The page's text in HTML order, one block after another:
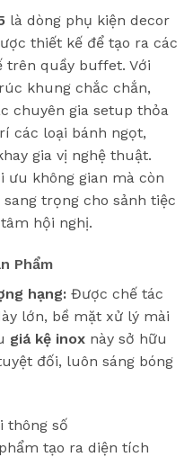
là dòng phụ kiện decor
thiết kế để tạo ra các
trên quầy buffet. Với
khung chắc chắn,
chuyên gia setup thỏa
các loại bánh ngọt,
gia vị nghệ thuật.
ưu không gian mà còn
trọng cho sảnh tiệc
hội nghị.
Phẩm
hạng:Được chế tác
lớn, bề mặt xử lý mài
giá kệ inoxnày sở hữu
đối, luôn sáng bóng
thông số
tạo ra diện tích